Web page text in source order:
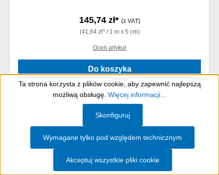
145,74 zł* (z VAT)
(41,64 zł* / 1 m x 5 cm)
Oceń artykuł
Do koszyka
Szczegóły
Ta strona korzysta z plików cookie, aby zapewnić najlepszą
możliwą obsługę. Więcej informacji...
Wymagane tylko pod względem technicznym
Skonfiguruj
Akceptuj wszystkie pliki cookie